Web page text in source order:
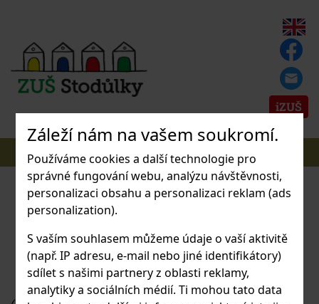
Záleží nám na vašem soukromí.
Používáme cookies a další technologie pro
správné fungování webu, analýzu návštěvnosti,
personalizaci obsahu a personalizaci reklam (ads
personalization).
S vaším souhlasem můžeme údaje o vaší aktivitě
(např. IP adresu, e-mail nebo jiné identifikátory)
sdílet s našimi partnery z oblasti reklamy,
analytiky a sociálních médií. Ti mohou tato data
iZUŠ